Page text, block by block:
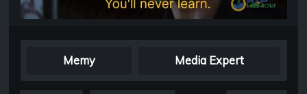
Memy Media Expert